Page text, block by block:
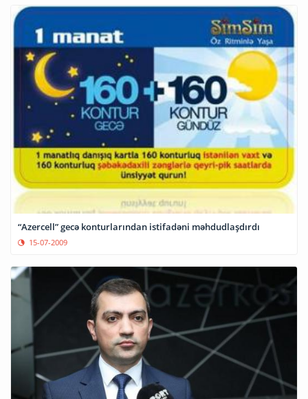
“Azercell” gecə konturlarından istifadəni məhdudlaşdırdı
15-07-2009